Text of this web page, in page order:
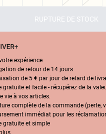
RUPTURE DE STOCK
expérience
de retour de 14 jours
de 5 € par jour de retard de
gratuite et facile - récupérez de la
vie à vos articles.
complète de la commande (perte,
immédiat pour les
gratuite et simple